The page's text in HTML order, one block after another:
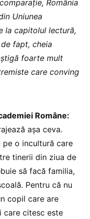
România
Uniunea
la capitolul lectură,
fapt, cheia
foarte mult
care conving
Române:
așa ceva.
pe o incultură care
tinerii din ziua de
să facă familia,
Pentru că nu
copil care are
care citesc este